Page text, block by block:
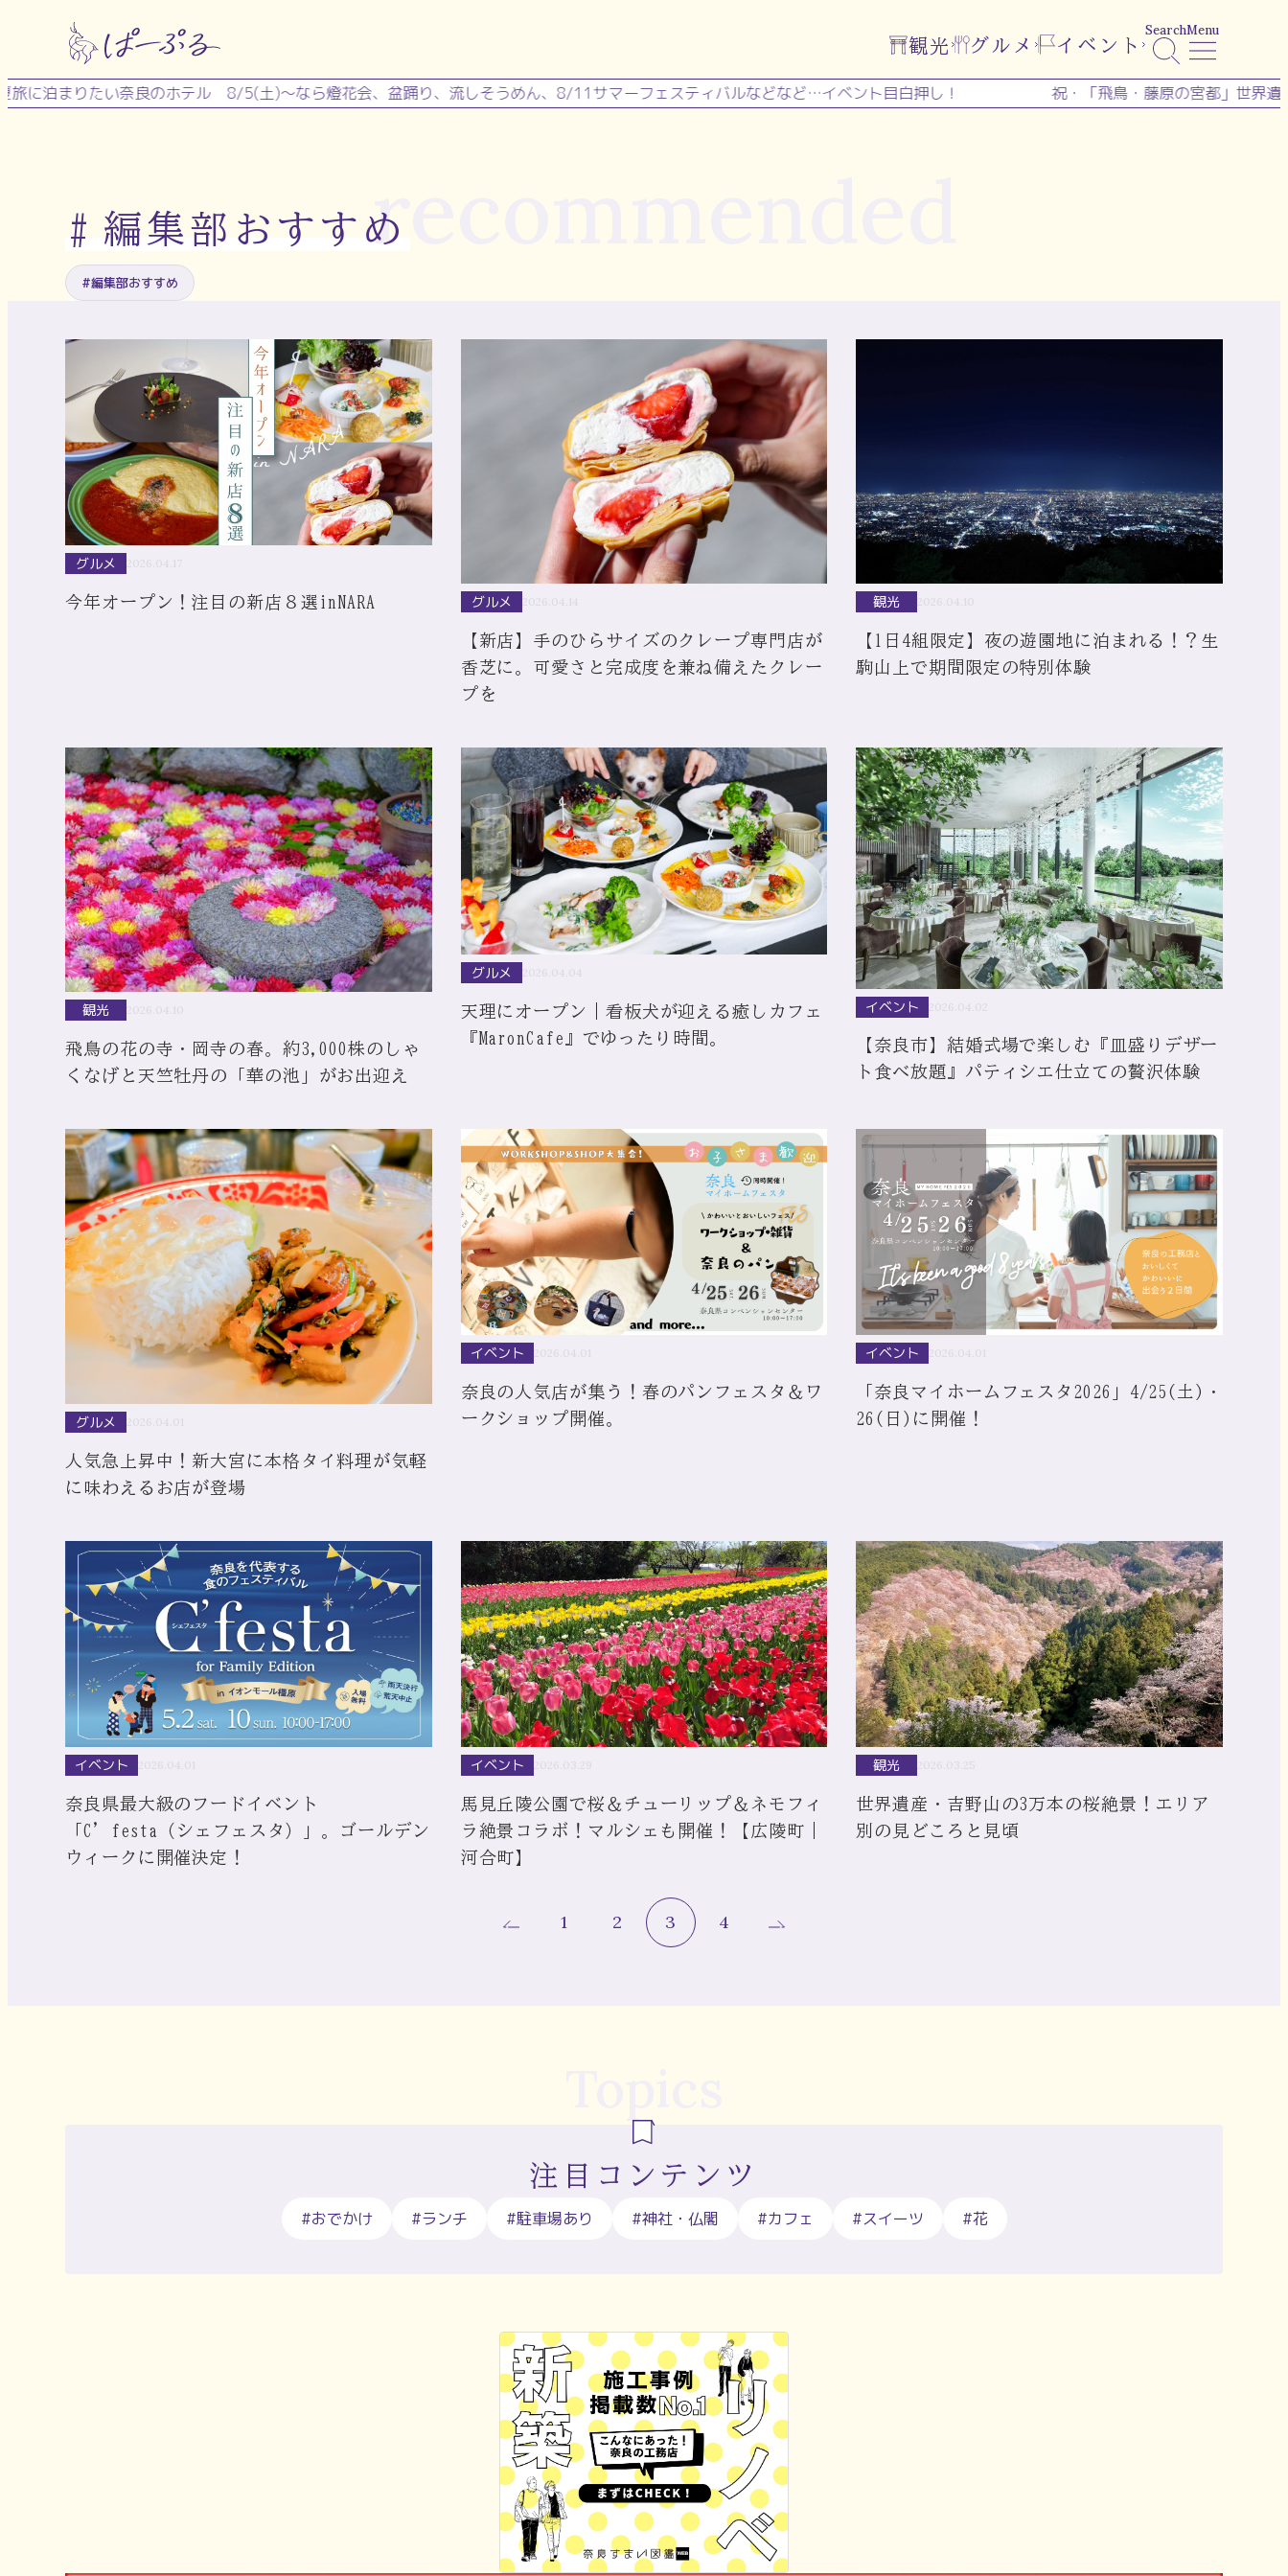
を
ス
観光 グルメ イベント
SearchMenu
たい奈良のホテル 8/5(土)～なら燈花会、盆踊り、流しそうめん、8/11サマーフェスティバルなどなど…イベント目白押し！ 祝・「飛鳥・藤原の宮都」世界遺産登録
# 編集部おすすめrecommended
#編集部おすすめ
グルメ
今年オープン！注目の新店８選inNARA グルメ
【新店】手のひらサイズのクレープ専門店が
香芝に。可愛さと完成度を兼ね備えたクレー
プを
観光
【1日4組限定】夜の遊園地に泊まれる！？生
駒山上で期間限定の特別体験
観光
飛鳥の花の寺・岡寺の春。約3,000株のしゃ
くなげと天竺牡丹の「華の池」がお出迎え
グルメ
天理にオープン｜看板犬が迎える癒しカフェ
『MaronCafe』でゆったり時間。
イベント
【奈良市】結婚式場で楽しむ『皿盛りデザー
ト食べ放題』パティシエ仕立ての贅沢体験
グルメ
人気急上昇中！新大宮に本格タイ料理が気軽
に味わえるお店が登場
イベント
奈良の人気店が集う！春のパンフェスタ＆ワ
ークショップ開催。
イベント
「奈良マイホームフェスタ2026」4/25(土)・
26(日)に開催！
イベント
奈良県最大級のフードイベント
「C’festa（シェフェスタ）」。ゴールデン
ウィークに開催決定！
イベント
馬見丘陵公園で桜＆チューリップ＆ネモフィ
ラ絶景コラボ！マルシェも開催！【広陵町｜
河合町】
観光
世界遺産・吉野山の3万本の桜絶景！エリア
別の見どころと見頃
1 2 3 4
注目コンテンツ
#おでかけ #ランチ #駐車場あり #神社・仏閣 #カフェ #スイーツ #花